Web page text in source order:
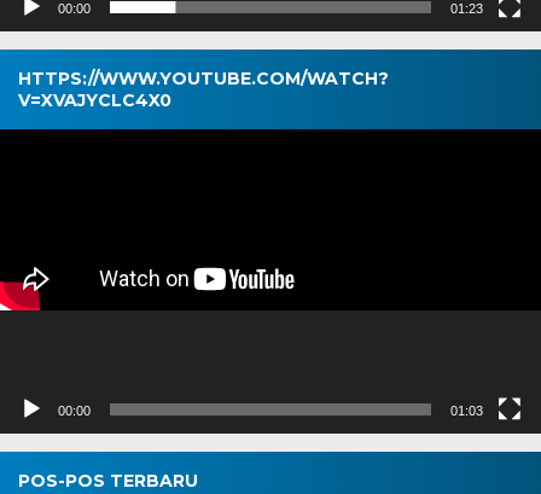
00:00 01:23
HTTPS://WWW.YOUTUBE.COM/WATCH?
V=XVAJYCLC4X0
Pemutar
00:00 01:03
POS-POS TERBARU